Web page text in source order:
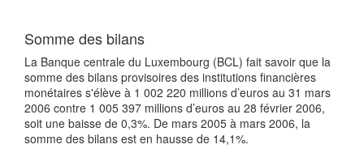
Somme des bilans
La Banque centrale du Luxembourg (BCL) fait savoir que la
somme des bilans provisoires des institutions financières
monétaires s'élève à 1 002 220 millions d’euros au 31 mars
2006 contre 1 005 397 millions d’euros au 28 février 2006,
soit une baisse de 0,3%. De mars 2005 à mars 2006, la
somme des bilans est en hausse de 14,1%.